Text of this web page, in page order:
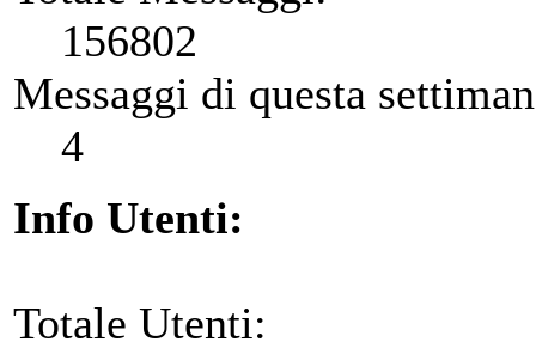
156802
Messaggi di questa
4
Info Utenti:
Totale Utenti: